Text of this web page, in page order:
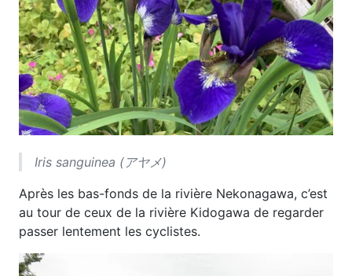
Iris sanguinea (アヤメ)
Après les bas-fonds de la rivière Nekonagawa, c’est
au tour de ceux de la rivière Kidogawa de regarder
passer lentement les cyclistes.